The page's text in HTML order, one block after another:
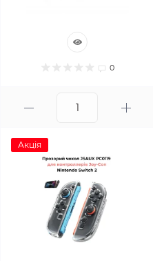
0
Акція